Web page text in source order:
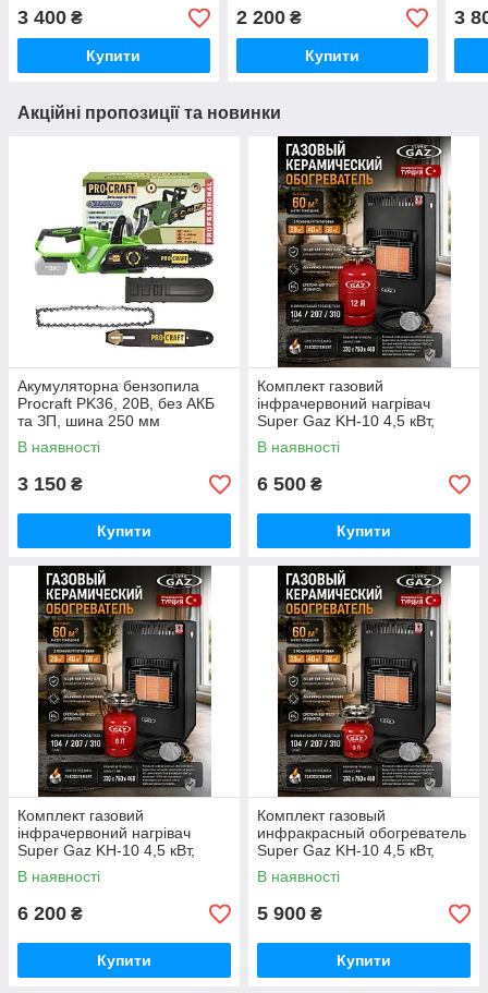
Німеччина
3 400 ₴
Купити
Krafftec Німеччина
2 200₴
Купити
+
2.7
3
Акційні пропозиції та новинки
Акумуляторна бензопила
Procraft PK36, 20В, без АКБ
та ЗП, шина 250 мм
Німеччина
В наявності
3 150 ₴
Купити
Комплект газовий
інфрачервоний нагрівач
Super Gaz KH-10 4,5 кВт,
балон 12 л + редуктор +
шланг Туреччина
В наявності
6 500 ₴
Купити
Комплект газовий
інфрачервоний нагрівач
Super Gaz KH-10 4,5 кВт,
балон 8 л + редуктор + шланг
+ конфорка на балон
Туреччина
В наявності
6 200 ₴
Купити
Комплект газовый
инфракрасный обогреватель
Super Gaz KH-10 4,5 кВт,
баллон 5 л + редуктор +
шланг + конфорка на баллон
Туреччина
В наявності
5 900 ₴
Купити